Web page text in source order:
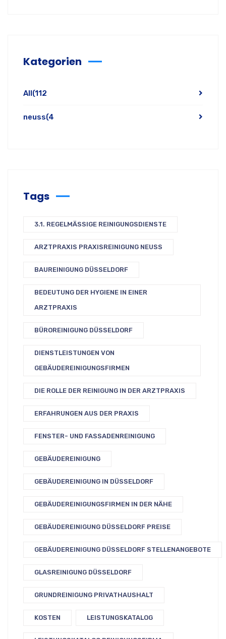
Kategorien
All(112
neuss(4
Tags
3.1. REGELMÄSSIGE REINIGUNGSDIENSTE
ARZTPRAXIS PRAXISREINIGUNG NEUSS
BAUREINIGUNG DÜSSELDORF
BEDEUTUNG DER HYGIENE IN EINER
ARZTPRAXIS
BÜROREINIGUNG DÜSSELDORF
DIENSTLEISTUNGEN VON
GEBÄUDEREINIGUNGSFIRMEN
DIE ROLLE DER REINIGUNG IN DER ARZTPRAXIS
ERFAHRUNGEN AUS DER PRAXIS
FENSTER- UND FASSADENREINIGUNG
GEBÄUDEREINIGUNG
GEBÄUDEREINIGUNG IN DÜSSELDORF
GEBÄUDEREINIGUNGSFIRMEN IN DER NÄHE
GEBÄUDEREINIGUNG DÜSSELDORF PREISE
GEBÄUDEREINIGUNG DÜSSELDORF STELLENANGEBOTE
GLASREINIGUNG DÜSSELDORF
GRUNDREINIGUNG PRIVATHAUSHALT
KOSTEN LEISTUNGSKATALOG